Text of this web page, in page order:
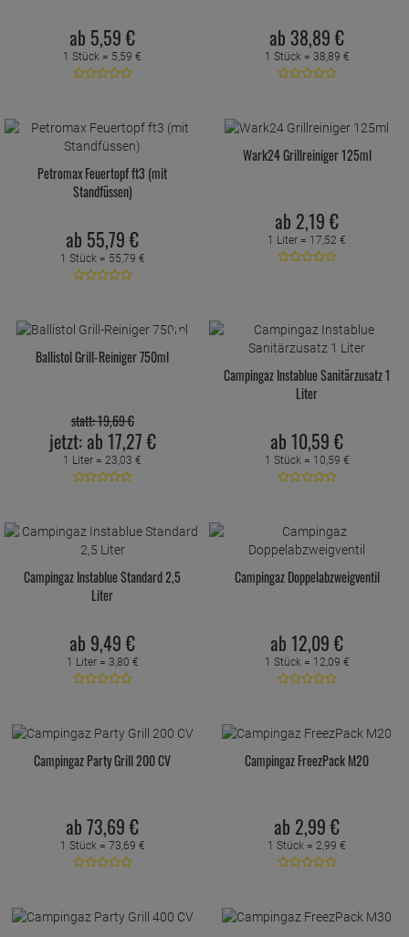
ab 5,59 €
1 Stück = 5,59 €
ab 38,89 €
1 Stück = 38,89 €
Petromax Feuertopf ft3 (mit
Standfüssen)
ab 55,79 €
1 Stück = 55,79 €
Wark24 Grillreiniger 125ml
ab 2,19 €
1 Liter = 17,52 €
Ballistol Grill-Reiniger 750ml
statt:19,69€
jetzt: ab 17,27 €
1 Liter = 23,03 €
10 %
Campingaz Instablue Sanitärzusatz 1
Liter
ab 10,59 €
1 Stück = 10,59 €
Campingaz Instablue Standard 2,5
Liter
ab 9,49 €
1 Liter = 3,80 €
Campingaz Doppelabzweigventil
ab 12,09 €
1 Stück = 12,09 €
Campingaz Party Grill 200 CV
ab 73,69 €
1 Stück = 73,69 €
Campingaz FreezPack M20
ab 2,99 €
1 Stück = 2,99 €